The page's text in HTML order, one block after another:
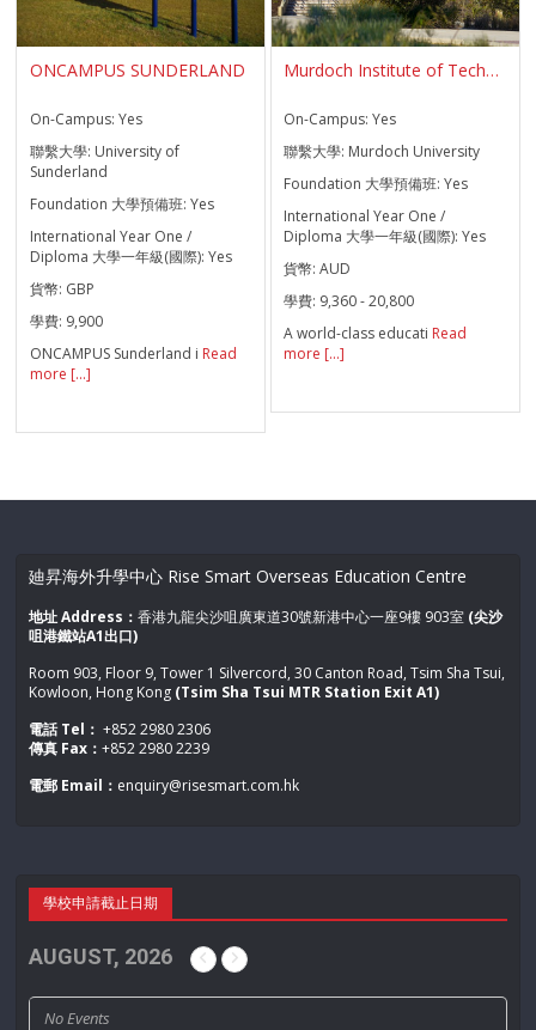
ONCAMPUS SUNDERLAND
On-Campus: Yes
聯繫大學: University of
Sunderland
Foundation 大學預備班: Yes
International Year One /
Diploma 大學一年級(國際): Yes
貨幣: GBP
學費: 9,900
ONCAMPUS Sunderland i Read
more [...]
Murdoch Institute of Technology
On-Campus:Yes
聯繫大學: Murdoch University
Foundation 大學預備班:Yes
International Year One /
Diploma 大學一年級(國際):Yes
貨幣:AUD
學費: 9,360 - 20,800
A world-class educati Read
more [...]
廸昇海外升學中心 Rise Smart Overseas Education Centre
地址 Address：香港九龍尖沙咀廣東道30號新港中心一座9樓 903室 (尖沙
咀港鐵站A1出口)
Room 903, Floor 9, Tower 1 Silvercord, 30 Canton Road, Tsim Sha Tsui,
Kowloon, Hong Kong (Tsim Sha Tsui MTR Station Exit A1)
電話 Tel： +852 2980 2306
傳真 Fax：+852 2980 2239
電郵 Email： enquiry@risesmart.com.hk
學校申請截止日期
AUGUST, 2026
No Events